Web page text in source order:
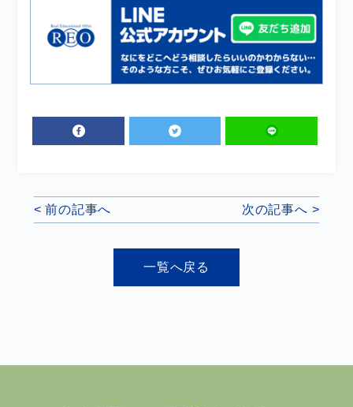
< 前の記事へ 次の記事へ >
一覧へ戻る